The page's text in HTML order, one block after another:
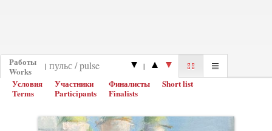
Работы
Works
| |
Условия
Terms
Участники
Participants
Финалисты
Finalists
Short list